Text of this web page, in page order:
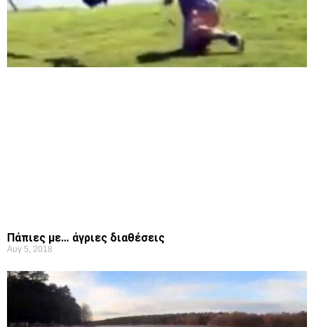
Πάπιες με… άγριες διαθέσεις
Αυγ 5, 2018